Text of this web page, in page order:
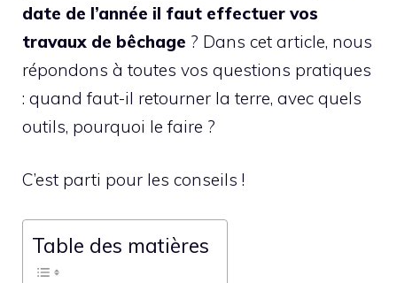
date de l’année il faut effectuer vos
travaux de bêchage ? Dans cet article, nous
répondons à toutes vos questions pratiques
: quand faut-il retourner la terre, avec quels
outils, pourquoi le faire ?
C’est parti pour les conseils !
Table des matières